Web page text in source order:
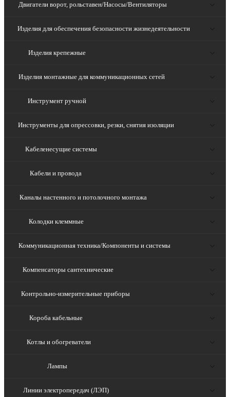
Двигатели ворот, рольставен/Насосы/Вентиляторы
Изделия для обеспечения безопасности жизнедеятельности
Изделия крепежные
Изделия монтажные для коммуникационных сетей
Инструмент ручной
Инструменты для опрессовки, резки, снятия изоляции
Кабеленесущие системы
Кабели и провода
Каналы настенного и потолочного монтажа
Колодки клеммные
Коммуникационная техника/Компоненты и системы
Компенсаторы сантехнические
Контрольно-измерительные приборы
Короба кабельные
Котлы и обогреватели
Лампы
Линии электропередач (ЛЭП)